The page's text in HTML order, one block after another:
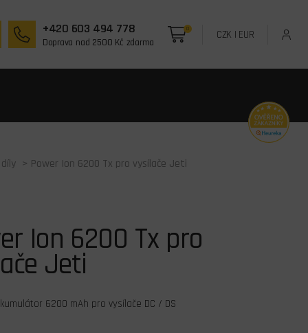
+420 603 494 778
Doprava nad 2500 Kč zdarma
0 CZK | EUR
> Power Ion 6200 Tx pro vysílače Jeti
Ion 6200 Tx pro
Jeti
6200 mAh pro vysílače DC / DS